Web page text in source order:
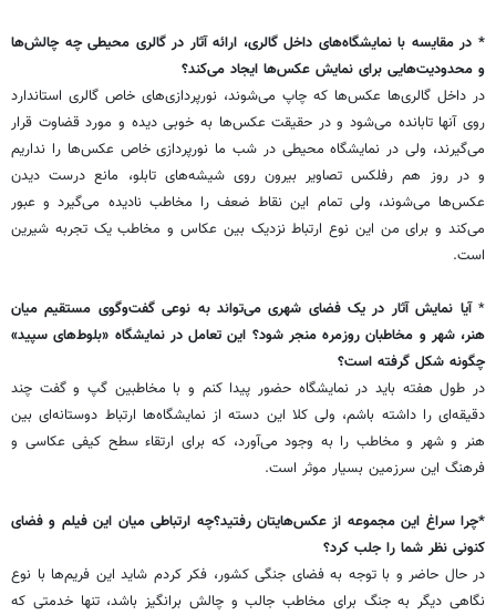
* در مقایسه با نمایشگاه‌های داخل گالری، ارائه آثار در گالری محیطی چه چالش‌ها
و محدودیت‌هایی برای نمایش عکس‌ها ایجاد می‌کند؟
در داخل گالری‌ها عکس‌ها که چاپ می‌شوند، نورپردازی‌های خاص گالری استاندارد
روی آنها تابانده می‌شود و در حقیقت عکس‌ها به خوبی دیده و مورد قضاوت قرار
می‌گیرند، ولی در نمایشگاه محیطی در شب ما نورپردازی خاص عکس‌ها را نداریم
و در روز هم رفلکس تصاویر بیرون روی شیشه‌های تابلو، مانع درست دیدن
عکس‌ها می‌شوند، ولی تمام این نقاط ضعف را مخاطب نادیده می‌گیرد و عبور
می‌کند و برای من این نوع ارتباط نزدیک بین عکاس و مخاطب یک تجربه شیرین
است.
*آیا نمایش آثار در یک فضای شهری می‌تواند به نوعی گفت‌وگوی مستقیم میان
هنر، شهر و مخاطبان روزمره منجر شود؟ این تعامل در نمایشگاه «بلوط‌های سپید»
چگونه شکل گرفته است؟
در طول هفته باید در نمایشگاه حضور پیدا کنم و با مخاطبین گپ و گفت چند
دقیقه‌ای را داشته باشم، ولی کلا این دسته از نمایشگاه‌ها ارتباط دوستانه‌ای بین
هنر و شهر و مخاطب را به وجود می‌آورد، که برای ارتقاء سطح کیفی عکاسی و
فرهنگ این سرزمین بسیار موثر است.
*چرا سراغ این مجموعه از عکس‌هایتان رفتید؟چه ارتباطی میان این فیلم و فضای
کنونی نظر شما را جلب کرد؟
در حال حاضر و با توجه به فضای جنگی کشور، فکر کردم شاید این فریم‌ها با نوع
نگاهی دیگر به جنگ برای مخاطب جالب و چالش برانگیز باشد، تنها خدمتی که